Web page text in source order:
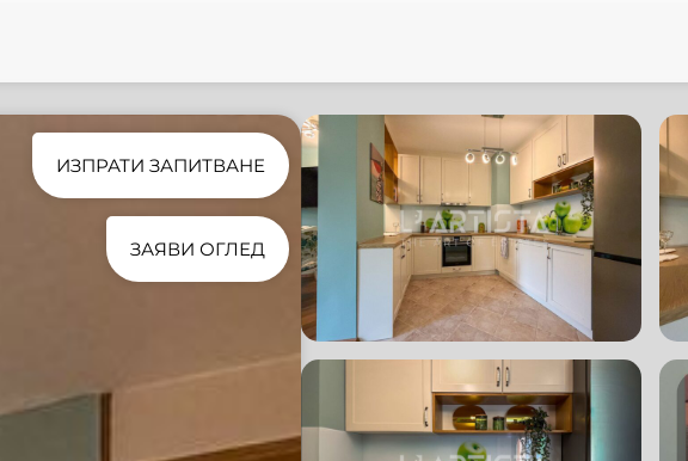
ИЗПРАТИ ЗАПИТВАНЕ
ЗАЯВИ ОГЛЕД